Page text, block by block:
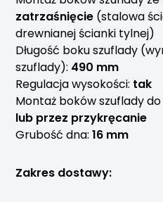
zatrzaśnięcie (stalowa
drewnianej ścianki tylnej)
Długość boku szuflady
szuflady): 490 mm
Regulacja wysokości: tak
Montaż boków szuflady do
lub przez przykręcanie
Grubość dna:16 mm
Zakres dostawy: